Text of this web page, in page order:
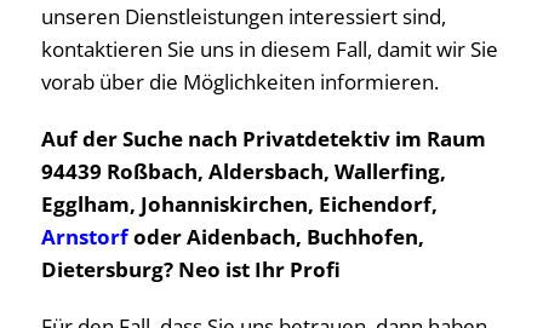
unseren Dienstleistungen interessiert sind,
kontaktieren Sie uns in diesem Fall, damit wir Sie
vorab über die Möglichkeiten informieren.
Auf der Suche nach Privatdetektiv im Raum
94439 Roßbach, Aldersbach, Wallerfing,
Egglham, Johanniskirchen, Eichendorf,
Arnstorfoder Aidenbach, Buchhofen,
Dietersburg? Neo ist Ihr Profi